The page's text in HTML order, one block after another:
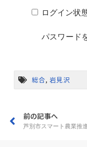
ログイン状
パスワード
総合,岩見沢
前の記事へ